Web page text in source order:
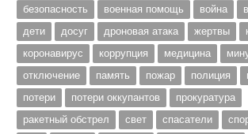
безопасность
военная помощь война
дети
досуг дроновая атака жертвы
коронавирус
коррупция медицина
отключение
память пожар полиция
потери
потери оккупантов
прокуратура
ракетный обстрел
свет спасатели